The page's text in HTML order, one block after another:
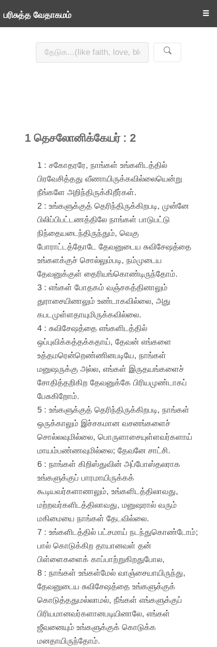
பரிசுத்த வேதாகமம் ☰
1 தெசலோனிக்கேயர் : 2
1 : சகோதரரே, நாங்கள் உங்களிடத்தில்
பிரவேசித்தது வீணாயிருக்கவில்லையென்று
நீங்களே அறிந்திருக்கிறீர்கள்.
2 : உங்களுக்குத் தெரிந்திருக்கிறபடி, முன்னே
பிலிப்பிபட்டணத்திலே நாங்கள் பாடுபட்டு
நிந்தையடைந்திருந்தும், வெகு
போராட்டத்தோடே தேவனுடைய சுவிசேஷத்தை
உங்களக்குச் சொல்லும்படி, நம்முடைய
தேவனுக்குள் தைரியங்கொண்டிருந்தோம்.
3 : எங்கள் போதகம் வஞ்சகத்தினாலும்
துராசையினாலும் உண்டாகவில்லை, அது
கபடமுள்ளதாயுமிருக்கவில்லை.
4 : சுவிசேஷத்தை எங்களிடத்தில்
ஒப்புவிக்கத்தக்கதாய், தேவன் எங்களை
உத்தமரென்றெண்ணினபடியே, நாங்கள்
மனுஷருக்கு அல்ல, எங்கள் இருதயங்களைச்
சோதித்தறிகிற தேவனுக்கே பிரியமுண்டாகப்
பேசுகிறோம்.
5 : உங்களுக்குத் தெரிந்திருக்கிறபடி, நாங்கள்
ஒருக்காலும் இச்சகமான வசனங்களைச்
சொல்லவுமில்லை, பொருளாசையுள்ளவர்களாய்
மாயம்பண்ணவுமில்லை; தேவனே சாட்சி.
6 : நாங்கள் கிறிஸ்துவின் அப்போஸ்தலராக
உங்களுக்குப் பாரமாயிருக்கக்
கூடியவர்களானாலும், உங்களிடத்திலாவது,
மற்றவர்களிடத்திலாவது, மனுஷரால் வரும்
மகிமையை நாங்கள் தேடவில்லை.
7 : உங்களிடத்தில் பட்சமாய் நடந்துகொண்டோம்;
பால் கொடுக்கிற தாயானவள் தன்
பிள்ளைகளைக் காப்பாற்றுகிறதுபோல,
8 : நாங்கள் உங்கள்மேல் வாஞ்சையாயிருந்து,
தேவனுடைய சுவிசேஷத்தை உங்களுக்குக்
கொடுத்ததுமல்லாமல், நீங்கள் எங்களுக்குப்
பிரியமானவர்களானபடியினாலே, எங்கள்
ஜீவனையும் உங்களுக்குக் கொடுக்க
மனதாயிருந்தோம்.